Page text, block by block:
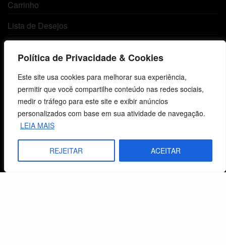
Política de Privacidade & Cookies
Este site usa cookies para melhorar sua experiência,
permitir que você compartilhe conteúdo nas redes sociais,
medir o tráfego para este site e exibir anúncios
personalizados com base em sua atividade de navegação.
LEIA MAIS
REJEITAR ACEITAR
Carrinho
Lista de Desejos
Centro de Estudos Bíblicos
CNPJ: 29.832.607/0001-10
São Leopoldo, RS, Brasil
Fale Conosco